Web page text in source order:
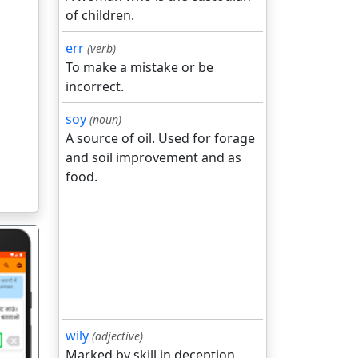
of children.
err (verb)
To make a mistake or be
incorrect.
soy (noun)
A source of oil. Used for forage
and soil improvement and as
food.
wily (adjective)